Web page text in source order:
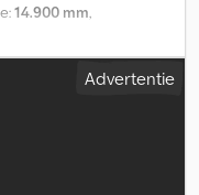
14.900 mm
opties en
voor =Advertentie